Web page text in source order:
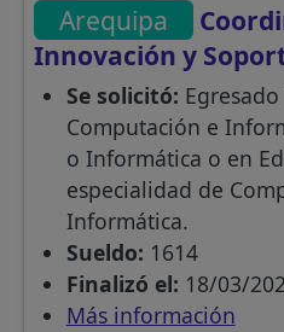
Arequipa
Innovación y
Se solicitó:
Computación e
o Informática o en
especialidad de
Informática.
Sueldo: 1614
Finalizó el: 18/03/
Más información